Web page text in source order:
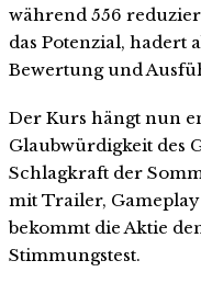
während 556
das Potenzial, hadert
Bewertung und
Der Kurs hängt nun
Glaubwürdigkeit des
Schlagkraft der
mit Trailer,
bekommt die Aktie
Stimmungstest.